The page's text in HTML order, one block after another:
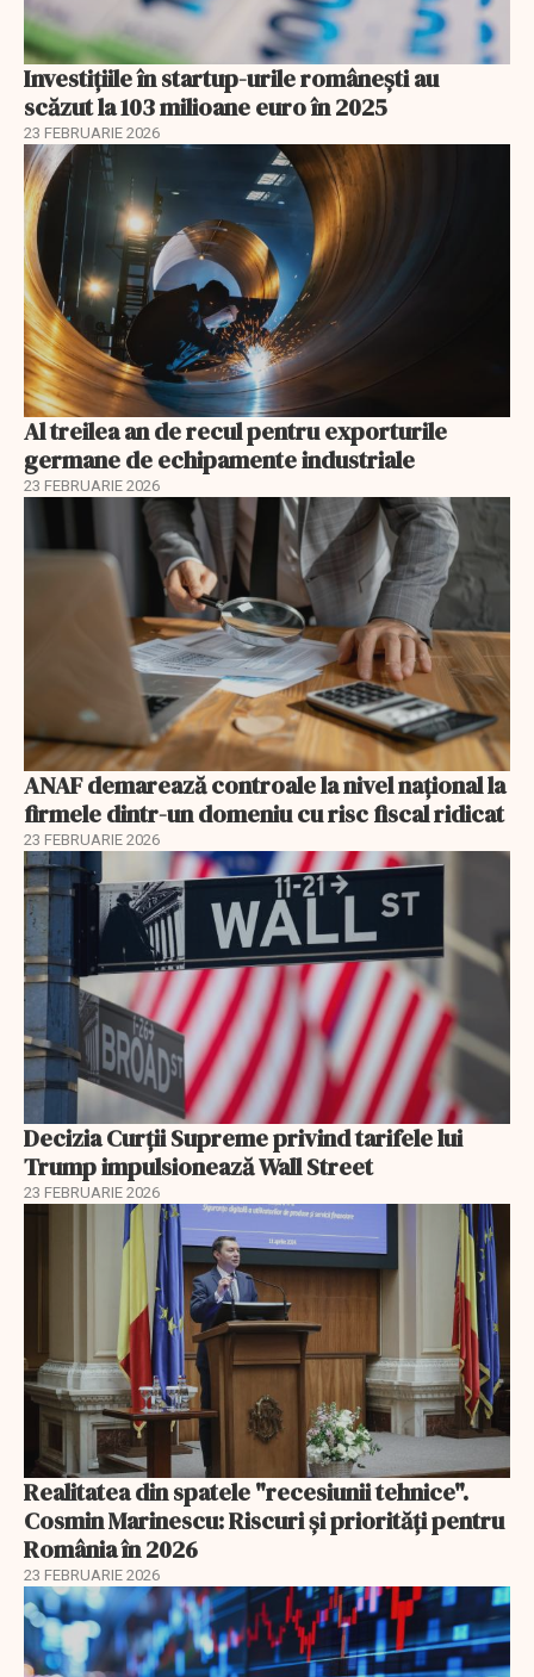
Investiţiile în startup-urile româneşti au
scăzut la 103 milioane euro în 2025
23 FEBRUARIE 2026
Al treilea an de recul pentru exporturile
germane de echipamente industriale
23 FEBRUARIE 2026
ANAF demarează controale la nivel naţional la
firmele dintr-un domeniu cu risc fiscal ridicat
23 FEBRUARIE 2026
Decizia Curții Supreme privind tarifele lui
Trump impulsionează Wall Street
23 FEBRUARIE 2026
Realitatea din spatele "recesiunii tehnice".
Cosmin Marinescu: Riscuri și priorități pentru
România în 2026
23 FEBRUARIE 2026